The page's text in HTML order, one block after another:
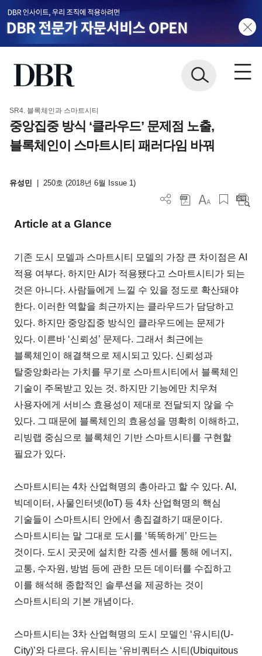
SR4. 블록체인과 스마트시티
중앙집중 방식 ‘클라우드’ 문제점 노출,
블록체인이 스마트시티 패러다임 바꿔
유성민 250호 (2018년 6월 Issue 1)
Article at a Glance
기존 도시 모델과 스마트시티 모델의 가장 큰 차이점은 AI
적용 여부다. 하지만 AI가 적용됐다고 스마트시티가 되는
것은 아니다. 사람들에게 느낄 수 있을 정도로 확산돼야
한다. 이러한 역할을 최근까지는 클라우드가 담당하고
있다. 하지만 중앙집중 방식인 클라우드에는 문제가
있다. 이른바 ‘신뢰성’ 문제다. 그래서 최근에는
블록체인이 해결책으로 제시되고 있다. 신뢰성과
탈중앙화라는 가치를 무기로 스마트시티에서 블록체인
기술이 주목받고 있는 것. 하지만 기능에만 치우쳐
사용자에게 서비스 효용성이 제대로 전달되지 않을 수
있다. 그 때문에 블록체인의 효용성을 명확히 이해하고,
리빙랩 중심으로 블록체인 기반 스마트시티를 구현할
필요가 있다.
스마트시티는 4차 산업혁명의 총아라고 할 수 있다. AI,
빅데이터, 사물인터넷(IoT) 등 4차 산업혁명의 핵심
기술들이 스마트시티 안에서 총집결하기 때문이다.
스마트시티는 말 그대로 도시를 ‘똑똑하게’ 만드는
것이다. 도시 곳곳에 설치한 각종 센서를 통해 에너지,
교통, 수자원, 방범 등에 관한 모든 데이터를 수집하고
이를 해석해 종합적인 솔루션을 제공하는 것이
스마트시티의 기본 개념이다.
스마트시티는 3차 산업혁명의 도시 모델인 ‘유시티(U-
City)’와 다르다. 유시티는 ‘유비쿼터스 시티(Ubiquitous